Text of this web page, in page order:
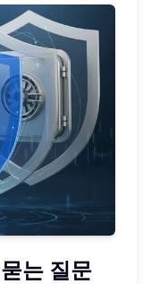
는 질문